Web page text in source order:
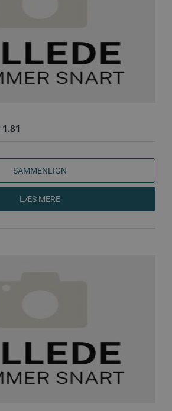
SAMMENLIGN
LÆS MERE